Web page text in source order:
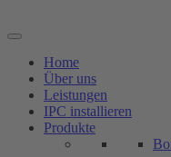
Inhalt
Home
Über uns
Leistungen
IPC installieren
Produkte